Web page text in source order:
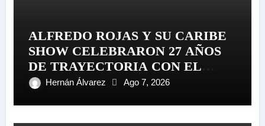
ALFREDO ROJAS Y SU CARIBE
SHOW CELEBRARON 27 AÑOS
DE TRAYECTORIA CON EL
LANZAMIENTO MUNDIAL DE
Hernán Álvarez Ago 7, 2026